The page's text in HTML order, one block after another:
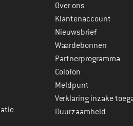
Over ons
Klantenaccount
Nieuwsbrief
Waardebonnen
Partnerprogramma
Colofon
Meldpunt
Verklaring inzake
Duurzaamheid